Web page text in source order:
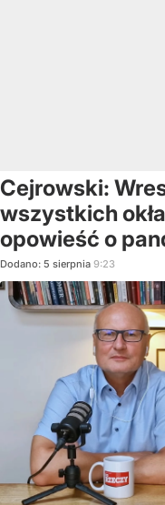
Cejrowski:
wszystkich
opowieść o
Dodano: 5 sierpnia 9:23